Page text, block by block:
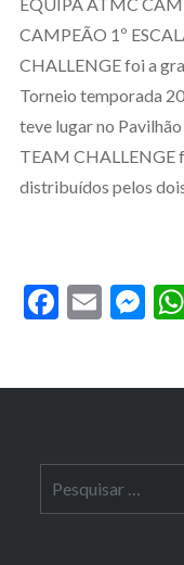
CAMPEÃO 1º
CHALLENGE foi a
Torneio temporada
teve lugar no
TEAM CHALLENGE
distribuídos pelos
Email
por: